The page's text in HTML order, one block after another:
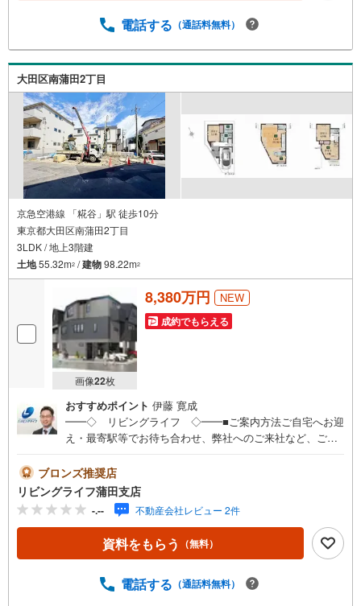
も充実させておりますので、ご安心下さい■お客様駐車場を
きます弊社が会員様のみにご提供する先行公開物件も多数
ご提案いたします。ホームページにて会員登録ください資
料請求は【下部のオレンジ色資料請求ボタン】よりお問い
合わせください
電話する （通話料無料）
大田区南蒲田2丁目
京急空港線 「糀谷」駅 徒歩10分
東京都大田区南蒲田2丁目
3LDK / 地上3階建
土地55.32m2 /建物98.22m2
画像22枚
8,380万円 NEW
成約でもらえる
おすすめポイント 伊藤 寛成
━━◇ リビングライフ ◇━━■ご案内方法ご自宅へお迎
え・最寄駅等でお待ち合わせ、弊社へのご来社など、ご相
に合わせた物件などもご案内をいたします■ご予約方法事前
に鍵の手配が必要な場合がありますので、お早目にご連絡
をいただけると、ご案内がスムーズです。■資金のご相談も
お気軽にどうぞ！ライフプラン作成や住宅ローンはどこの
銀行がいい？適切な借入額は？などご質問にもFPがしっか
りとお答えいたします■キッズスペースもご用意お子様が退
も充実させておりますので、ご安心下さい■お客様駐車場を
ブロンズ推奨店
リビングライフ蒲田支店
-.-- 不動産会社レビュー 2件
資料をもらう （無料）
電話する （通話料無料）